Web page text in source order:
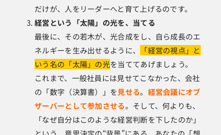
だけが、人をリーダーへと育て上げるのです。
経営という「太陽」の光を、当てる
最後に、その若木が、光合成をし、自ら成長のエ
ネルギーを生み出せるように、
「経営の視点」と
いう名の「太陽」の光を当ててあげましょう。
これまで、一般社員には見せてこなかった、会社
の「数字（決算書）」を見せる。 経営会議にオブ
ザーバーとして参加させる。そして、何よりも、
「なぜ自分はこのような経営判断を下したのか」